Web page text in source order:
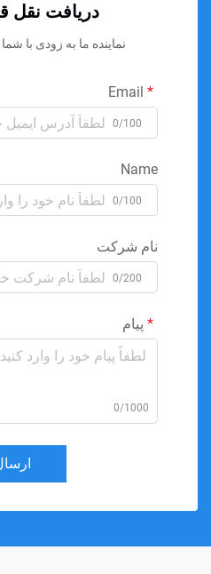
دریافت نقل
نماینده ما به زودی با
0/100
Name
0/100
نام شرکت
0/200
پیام
0/1000